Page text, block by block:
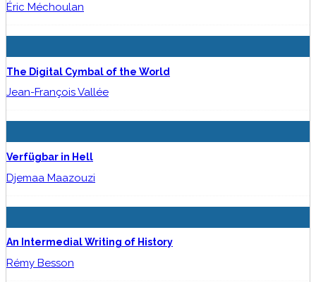
Éric Méchoulan
The Digital Cymbal of the World
Jean-François Vallée
Verfügbar in Hell
Djemaa Maazouzi
An Intermedial Writing of History
Rémy Besson